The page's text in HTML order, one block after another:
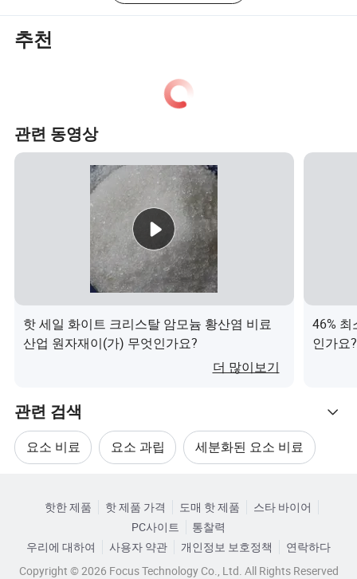
상태
세분화된
과립
색상
용해성
가용성
징즈전즈선 센띠안 투위안 무역회사(Jingdezhen
Shengtian Tuyuan Trading Co., Ltd)는 최첨단 생산 시설을
갖춘 화학 무역 분야의 선구적인 회사입니다. 우리는 우수
월한 성능을 자랑합니다. 100명 이상의 숙련된 전문가로 구
성된 전담 팀이 ISO 9001, 14001, 45001 인증 및 CE 인증을
리의 의지를 확인하며 신뢰할 수 있는 글로벌 파트너로서
의 명성을 확고히 합니다.
우리의 강점
엄격한 품질 관리와 경제적인 솔루션을 보장합니다.
다양한 제품 범위 – 혁신적인 산업용 화학 물질부터 첨단
추천
관련 동영상
핫 세일 화이트 크리스탈 암모늄 황산염 비료
산업 원자재이(가) 무엇인가요?
더 많이보기
46% 최
인가요?
관련 검색
요소 비료 요소 과립 세분화된 요소 비료
핫한 제품 핫 제품 가격 도매 핫 제품
스타 바이어
PC사이트
통찰력
우리에 대하여
사용자 약관 개인정보 보호정책
연락하다
Copyright © 2026 Focus Technology Co., Ltd. All Rights Reserved